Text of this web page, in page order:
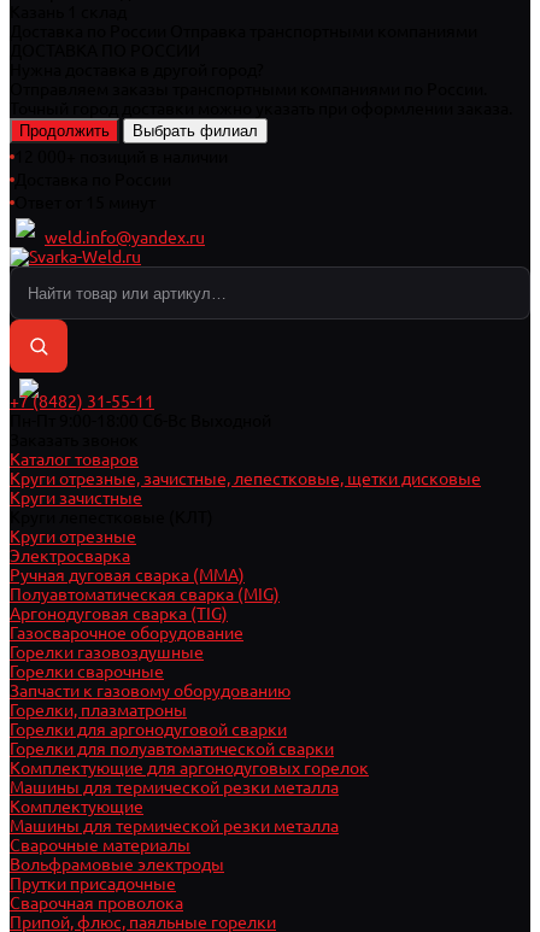
Продолжить Выбрать филиал
weld.info@yandex.ru
+7 (8482) 31-55-11
Каталог товаров
Круги отрезные, зачистные, лепестковые, щетки дисковые
Круги зачистные
Круги отрезные
Электросварка
Ручная дуговая сварка (MMA)
Полуавтоматическая сварка (MIG)
Аргонодуговая сварка (TIG)
Газосварочное оборудование
Горелки газовоздушные
Горелки сварочные
Запчасти к газовому оборудованию
Горелки, плазматроны
Горелки для аргонодуговой сварки
Горелки для полуавтоматической сварки
Комплектующие для аргонодуговых горелок
Машины для термической резки металла
Комплектующие
Машины для термической резки металла
Сварочные материалы
Вольфрамовые электроды
Прутки присадочные
Сварочная проволока
Припой, флюс, паяльные горелки